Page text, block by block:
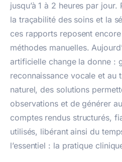
jusqu’à 1 à 2 heures par
la traçabilité des soins et la
ces rapports reposent
méthodes manuelles.
artificielle change la donne :
reconnaissance vocale et au
naturel, des solutions
observations et de générer
comptes rendus structurés,
utilisés, libérant ainsi du
l’essentiel : la pratique